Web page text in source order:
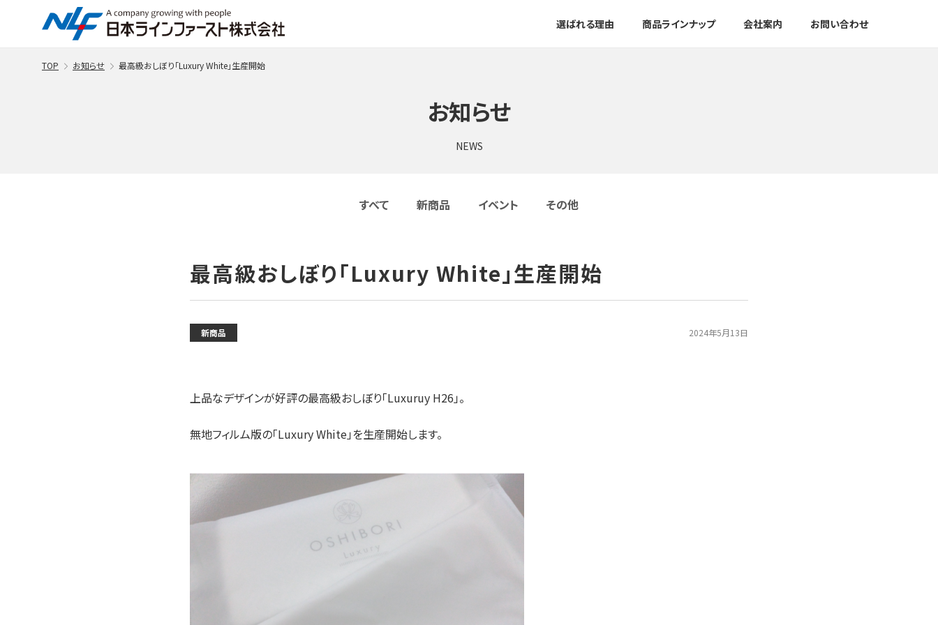
選ばれる理由 商品ラインナップ 会社案内 お問い合わせ
TOP お知らせ 最高級おしぼり「Luxury White」生産開始
お知らせ
NEWS
すべて 新商品 イベント その他
最高級おしぼり「Luxury White」生産開始
新商品 2024年5月13日
上品なデザインが好評の最高級おしぼり「Luxuruy H26」。
無地フィルム版の「Luxury White」を生産開始します。